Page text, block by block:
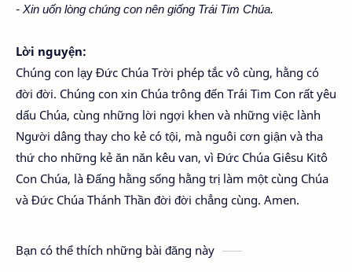
- Xin uốn lòng chúng con nên giống Trái Tim Chúa.
Lời nguyện:
Chúng con lạy Đức Chúa Trời phép tắc vô cùng, hằng có
đời đời. Chúng con xin Chúa trông đến Trái Tim Con rất yêu
dấu Chúa, cùng những lời ngợi khen và những việc lành
Người dâng thay cho kẻ có tội, mà nguôi cơn giận và tha
thứ cho những kẻ ăn năn kêu van, vì Đức Chúa Giêsu Kitô
Con Chúa, là Đấng hằng sống hằng trị làm một cùng Chúa
và Đức Chúa Thánh Thần đời đời chẳng cùng. Amen.
Bạn có thể thích những bài đăng này